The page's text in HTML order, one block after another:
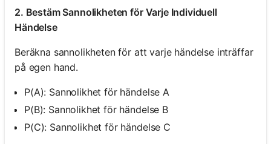
2. Bestäm Sannolikheten för Varje Individuell
Händelse
Beräkna sannolikheten för att varje händelse inträffar
på egen hand.
P(A): Sannolikhet för händelse A
P(B): Sannolikhet för händelse B
P(C): Sannolikhet för händelse C